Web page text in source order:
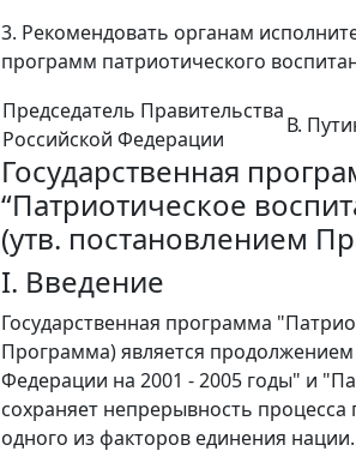
3. Рекомендовать органам
программ патриотического
Председатель Правительства
Российской Федерации
В.
Государственная
“Патриотическое
(утв. постановлением
I. Введение
Государственная программа
Программа) является
Федерации на 2001 - 2005 годы" и
сохраняет непрерывность
одного из факторов единения нации.